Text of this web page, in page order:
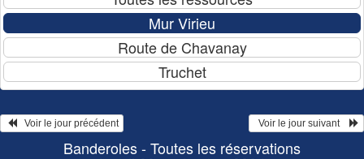
   Voir le jour précédent
  Voir le jour suivant
Banderoles - Toutes les réservations